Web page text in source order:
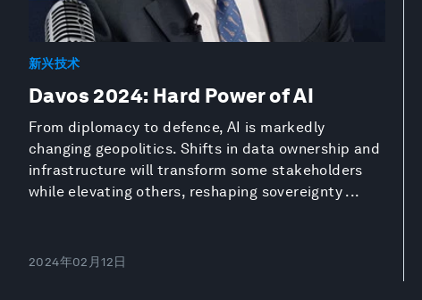
新兴技术
Davos 2024: Hard Power of AI
From diplomacy to defence, AI is markedly
changing geopolitics. Shifts in data ownership and
infrastructure will transform some stakeholders
while elevating others, reshaping sovereignty ...
2024年02月12日